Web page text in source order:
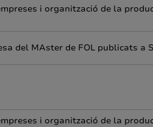
i organització de la
del MAster de FOL publicats a
i organització de la